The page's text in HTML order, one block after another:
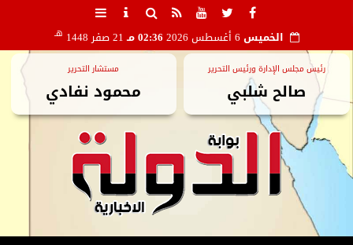
الخميس 02:36 مـ 21 صفر 1448 هـ
رئيس مجلس الإدارة ورئيس التحرير
صالح شلبي
مستشار التحرير
محمود نفادي